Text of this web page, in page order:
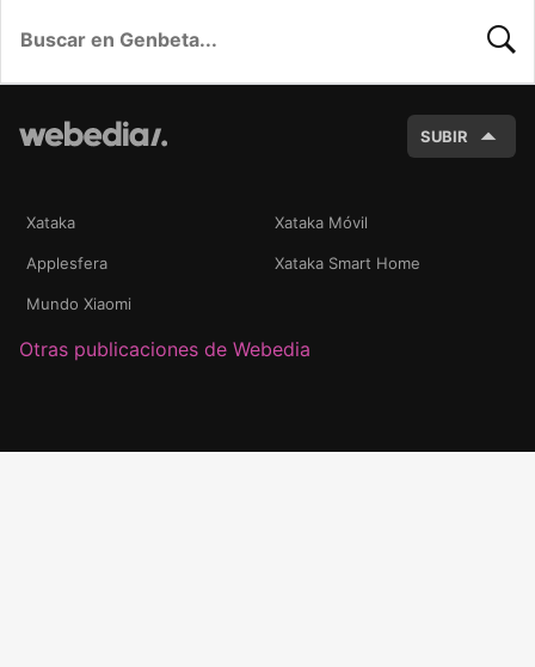
SUBIR
Xataka Xataka Móvil
Applesfera Xataka Smart Home
Mundo Xiaomi
Otras publicaciones de Webedia